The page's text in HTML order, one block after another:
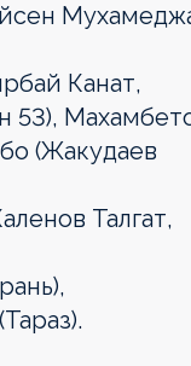
Канат,
53),
(Жакудаев
Талгат,